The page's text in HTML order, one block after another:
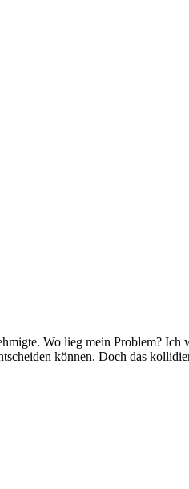
Wo lieg mein Problem? Ich
können. Doch das